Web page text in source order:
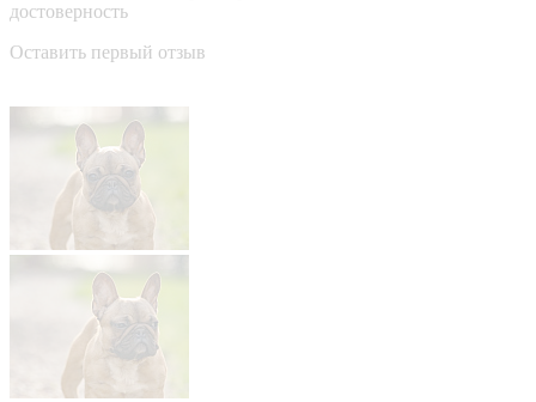
достоверность
Оставить первый отзыв